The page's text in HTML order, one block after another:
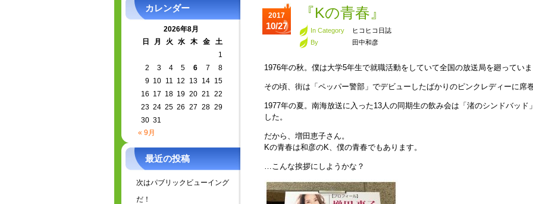
カレンダー
2026年8月
日
月 火 水 木 金
土
1
2
3 4 5 6 7
8
9 10 11 12 13 14
15
16 17 18 19 20 21 22
23 24 25 26 27 28 29
30 31
« 9月
最近の投稿
次はパブリックビューイング
だ！
2017
10/27
『Kの青春』
In Category
ヒコヒコ日誌
By
田中和彦
1976年の秋。僕は大学5年生で就職活動をしていて全国の放送局を廻っていま
その頃、街は「ペッパー警部」でデビューしたばかりのピンクレディーに席
1977年の夏。南海放送に入った13人の同期生の飲み会は「渚のシンドバッド
した。
だから、増田恵子さん。
Kの青春は和彦のK、僕の青春でもあります。
…こんな挨拶にしようかな？